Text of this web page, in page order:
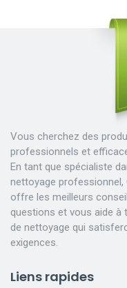
Vous cherchez des
professionnels et
En tant que spécialiste
nettoyage professionnel,
offre les meilleurs
questions et vous aide à
de nettoyage qui
exigences.
Liens rapides